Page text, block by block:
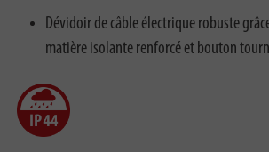
Dévidoir de câble électrique robuste
matière isolante renforcé et bouton